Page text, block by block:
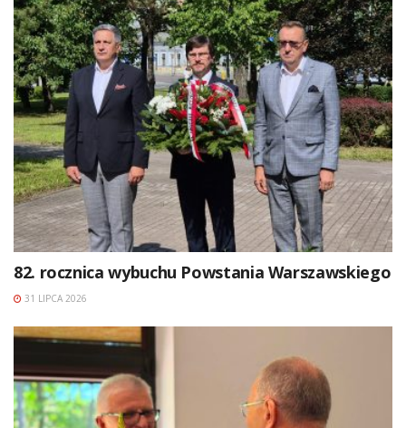
82. rocznica wybuchu Powstania Warszawskiego
31 LIPCA 2026